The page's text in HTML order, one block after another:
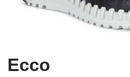
Ecco